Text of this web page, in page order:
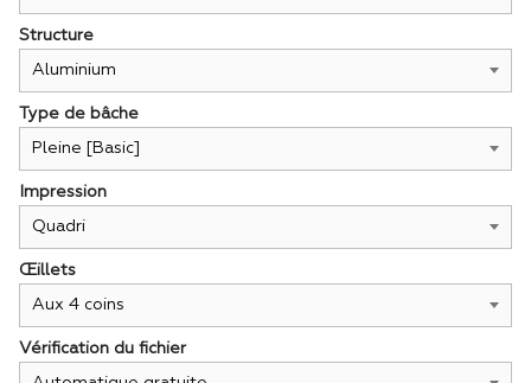
Structure
Type de bâche
Impression
Œillets
Vérification du fichier